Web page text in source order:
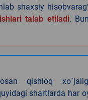
shaxsiy
talab etiladi.
qishloq
shartlarda har